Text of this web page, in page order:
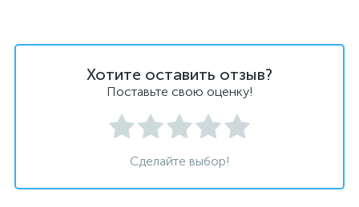
Хотите оставить отзыв?
Поставьте свою оценку!
Сделайте выбор!